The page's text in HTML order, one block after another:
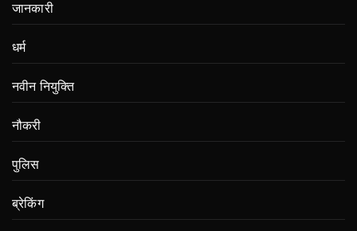
जानकारी
धर्म
नवीन नियुक्ति
नौकरी
पुलिस
ब्रेकिंग